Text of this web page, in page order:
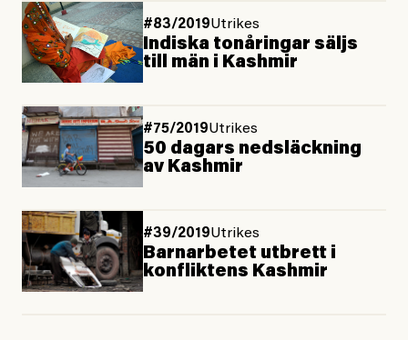
#83/2019Utrikes
Indiska tonåringar säljs
till män i Kashmir
#75/2019Utrikes
50 dagars nedsläckning
av Kashmir
#39/2019Utrikes
Barnarbetet utbrett i
konfliktens Kashmir